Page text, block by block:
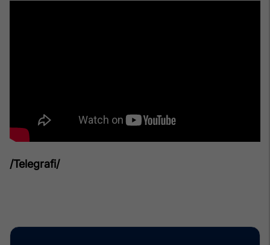
/Telegrafi/